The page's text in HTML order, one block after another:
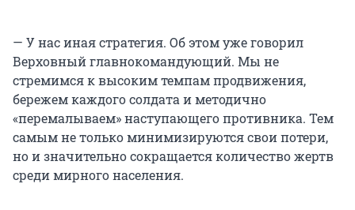
— У нас иная стратегия. Об этом уже говорил
Верховный главнокомандующий. Мы не
стремимся к высоким темпам продвижения,
бережем каждого солдата и методично
«перемалываем» наступающего противника. Тем
самым не только минимизируются свои потери,
но и значительно сокращается количество жертв
среди мирного населения.